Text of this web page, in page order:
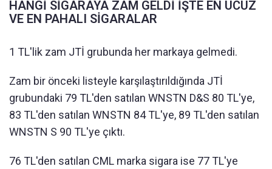
HANGİ SİGARAYA ZAM GELDİ İŞTE EN UCUZ
VE EN PAHALI SİGARALAR
1 TL'lik zam JTİ grubunda her markaya gelmedi.
Zam bir önceki listeyle karşılaştırıldığında JTİ
grubundaki 79 TL'den satılan WNSTN D&S 80 TL'ye,
83 TL'den satılan WNSTN 84 TL'ye, 89 TL'den satılan
WNSTN S 90 TL'ye çıktı.
76 TL'den satılan CML marka sigara ise 77 TL'ye